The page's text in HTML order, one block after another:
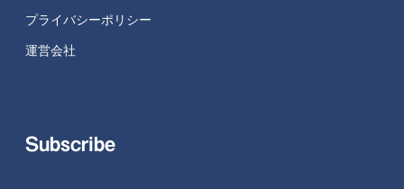
プライバシーポリシー
運営会社
Subscribe